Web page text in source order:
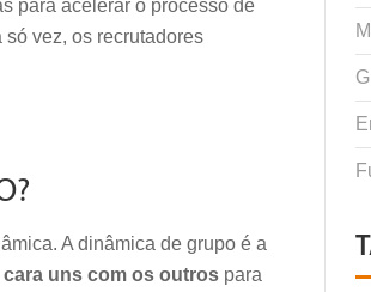
para acelerar o processo de
vez, os recrutadores
A dinâmica de grupo é a
uns com os outros para